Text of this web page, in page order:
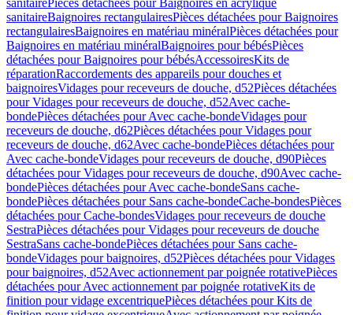
sanitairePièces détachées pour Baignoires en acrylique
sanitaireBaignoires rectangulairesPièces détachées pour Baignoires
rectangulairesBaignoires en matériau minéralPièces détachées pour
Baignoires en matériau minéralBaignoires pour bébésPièces
détachées pour Baignoires pour bébésAccessoiresKits de
réparationRaccordements des appareils pour douches et
baignoiresVidages pour receveurs de douche, d52Pièces détachées
pour Vidages pour receveurs de douche, d52Avec cache-
bondePièces détachées pour Avec cache-bondeVidages pour
receveurs de douche, d62Pièces détachées pour Vidages pour
receveurs de douche, d62Avec cache-bondePièces détachées pour
Avec cache-bondeVidages pour receveurs de douche, d90Pièces
détachées pour Vidages pour receveurs de douche, d90Avec cache-
bondePièces détachées pour Avec cache-bondeSans cache-
bondePièces détachées pour Sans cache-bondeCache-bondesPièces
détachées pour Cache-bondesVidages pour receveurs de douche
SestraPièces détachées pour Vidages pour receveurs de douche
SestraSans cache-bondePièces détachées pour Sans cache-
bondeVidages pour baignoires, d52Pièces détachées pour Vidages
pour baignoires, d52Avec actionnement par poignée rotativePièces
détachées pour Avec actionnement par poignée rotativeKits de
finition pour vidage excentriquePièces détachées pour Kits de